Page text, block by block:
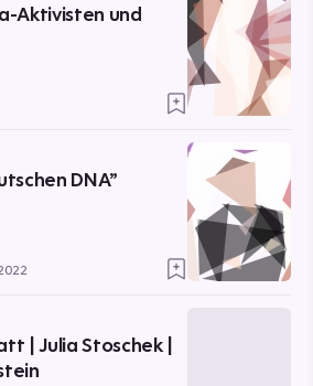
Aktivisten und
DNA”
| Julia Stoschek |